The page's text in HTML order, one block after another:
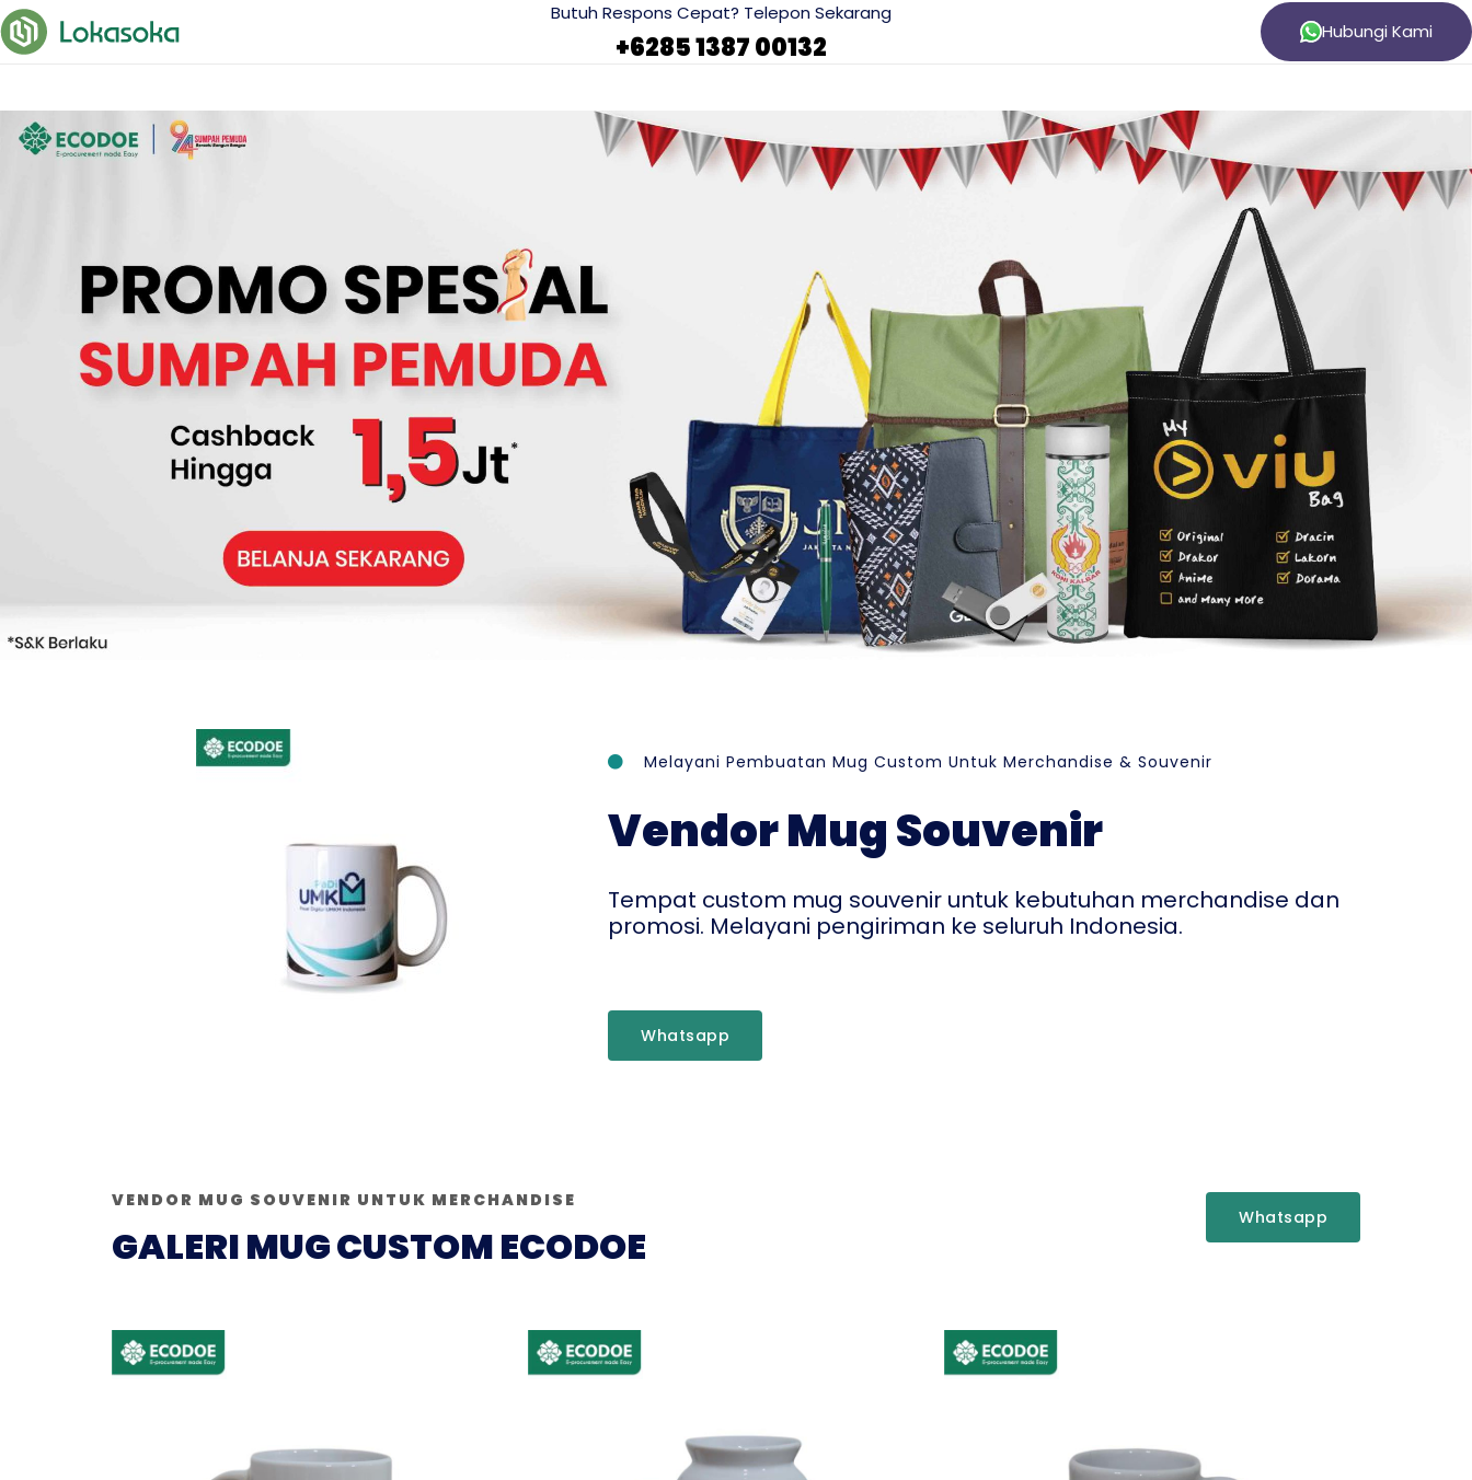
Butuh Respons Cepat? Telepon Sekarang
+6285 1387 00132 Hubungi Kami
Melayani Pembuatan Mug Custom Untuk Merchandise & Souvenir
Vendor Mug Souvenir
Tempat custom mug souvenir untuk kebutuhan merchandise dan
promosi. Melayani pengiriman ke seluruh Indonesia.
Whatsapp
VENDOR MUG SOUVENIR UNTUK MERCHANDISE
GALERI MUG CUSTOM ECODOE
Whatsapp